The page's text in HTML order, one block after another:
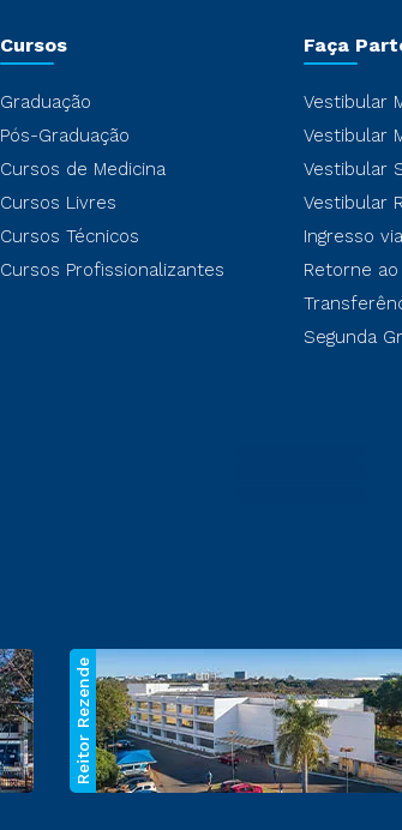
Cursos
Graduação
Pós-Graduação
Cursos de Medicina
Cursos Livres
Cursos Técnicos
Cursos Profissionalizantes
Faça
Vestibular
Vestibular
Vestibular
Vestibular
Ingresso
Retorne
Segunda
Reitor Rezende